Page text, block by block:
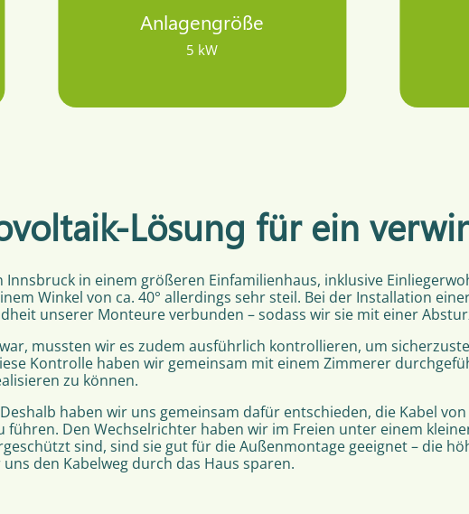
Anlagengröße
5 kW
Lösung für ein
in einem größeren Einfamilienhaus, inklusive
Winkel von ca. 40° allerdings sehr steil. Bei der Installation
unserer Monteure verbunden – sodass wir sie mit einer
mussten wir es zudem ausführlich kontrollieren, um
Kontrolle haben wir gemeinsam mit einem Zimmerer
zu können.
haben wir uns gemeinsam dafür entschieden, die Kabel von
führen. Den Wechselrichter haben wir im Freien unter einem
sind, sind sie gut für die Außenmontage geeignet – die
den Kabelweg durch das Haus sparen.